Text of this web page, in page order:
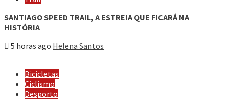
SANTIAGO SPEED TRAIL, A ESTREIA QUE FICARÁ NA
HISTÓRIA
5 horas ago Helena Santos
Bicicletas
Ciclismo
Desporto